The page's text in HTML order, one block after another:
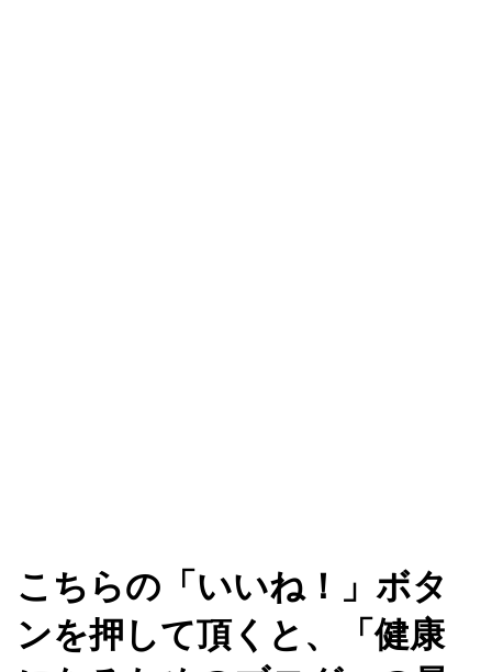
こちらの「いいね！」ボタ
ンを押して頂くと、「健康